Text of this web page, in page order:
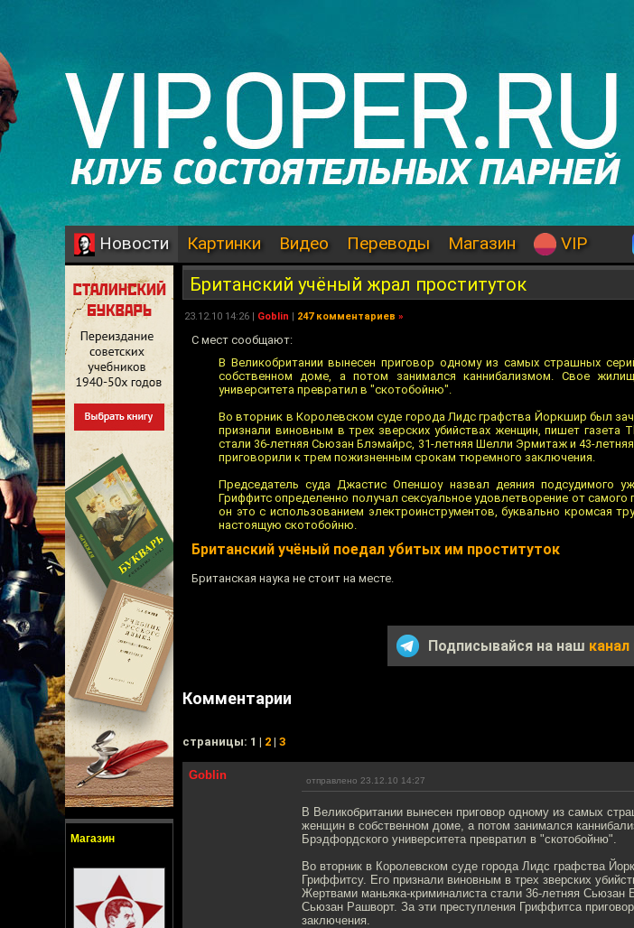
Новости Картинки Видео Переводы Магазин VIP
Магазин
Британский учёный жрал проституток
23.12.10 14:26 | Goblin | 247 комментариев »
С мест сообщают:
В Великобритании вынесен приговор одному из самых страшных
собственном доме, а потом занимался каннибализмом. Свое
университета превратил в "скотобойню".
Во вторник в Королевском суде города Лидс графства Йоркшир был
признали виновным в трех зверских убийствах женщин, пишет газета
стали 36-летняя Сьюзан Блэмайрс, 31-летняя Шелли Эрмитаж и 43-
приговорили к трем пожизненным срокам тюремного заключения.
Председатель суда Джастис Опеншоу назвал деяния подсудимого
Гриффитс определенно получал сексуальное удовлетворение от
он это с использованием электроинструментов, буквально кромсая
настоящую скотобойню.
Британский учёный поедал убитых им проституток
Британская наука не стоит на месте.
Подписывайся на наш
Комментарии
cтраницы: 1 | 2 | 3
Goblin отправлено 23.12.10 14:27
В Великобритании вынесен приговор одному из самых
женщин в собственном доме, а потом занимался
Брэдфордского университета превратил в "скотобойню".
Во вторник в Королевском суде города Лидс графства
Гриффитсу. Его признали виновным в трех зверских
Жертвами маньяка-криминалиста стали 36-летняя
Сьюзан Рашворт. За эти преступления Гриффитса
заключения.